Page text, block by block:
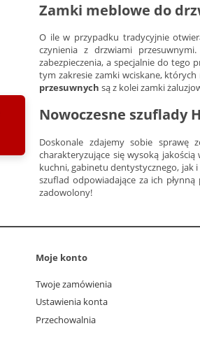
Zamki meblowe do
O ile w przypadku tradycyjnie
czynienia z drzwiami
zabezpieczenia, a specjalnie do tego
tym zakresie zamki wciskane,
przesuwnych są z kolei zamki
Nowoczesne szuflady
Doskonale zdajemy sobie sprawę
charakteryzujące się wysoką
kuchni, gabinetu dentystycznego,
szuflad odpowiadające za ich
zadowolony!
Moje konto
Twoje zamówienia
Ustawienia konta
Przechowalnia